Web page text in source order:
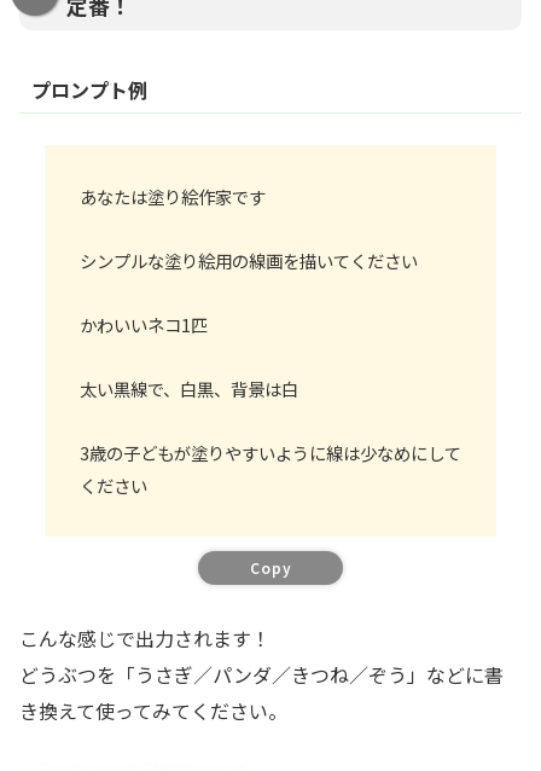
プロンプト例
あなたは塗り絵作家です
シンプルな塗り絵用の線画を描いてください
かわいいネコ1匹
太い黒線で、白黒、背景は白
3歳の子どもが塗りやすいように線は少なめにして
ください
Copy
こんな感じで出力されます！
どうぶつを「うさぎ／パンダ／きつね／ぞう」などに書
き換えて使ってみてください。